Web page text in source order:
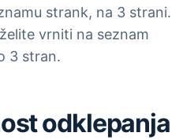
strank, na 3 strani.
vrniti na seznam
3 stran.
odklepanja